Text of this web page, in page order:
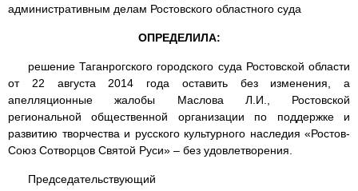
административным делам Ростовского областного суда
ОПРЕДЕЛИЛА:
решение Таганрогского городского суда Ростовской области
от 22 августа 2014 года оставить без изменения, а
апелляционные жалобы Маслова Л.И., Ростовской
региональной общественной организации по поддержке и
развитию творчества и русского культурного наследия «Ростов-
Союз Сотворцов Святой Руси» – без удовлетворения.
Председательствующий